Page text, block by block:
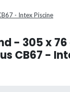
- Intex Piscine
- 305 x
CB67 -